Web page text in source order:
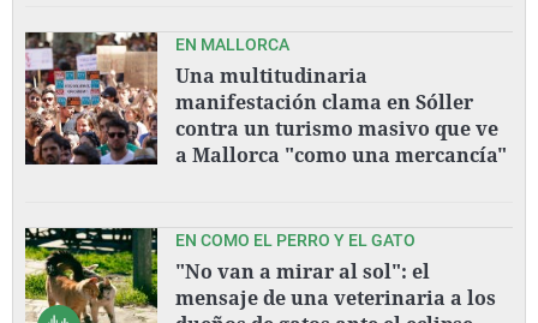
EN MALLORCA
Una multitudinaria
manifestación clama en Sóller
contra un turismo masivo que ve
a Mallorca "como una mercancía"
EN COMO EL PERRO Y EL GATO
"No van a mirar al sol": el
mensaje de una veterinaria a los